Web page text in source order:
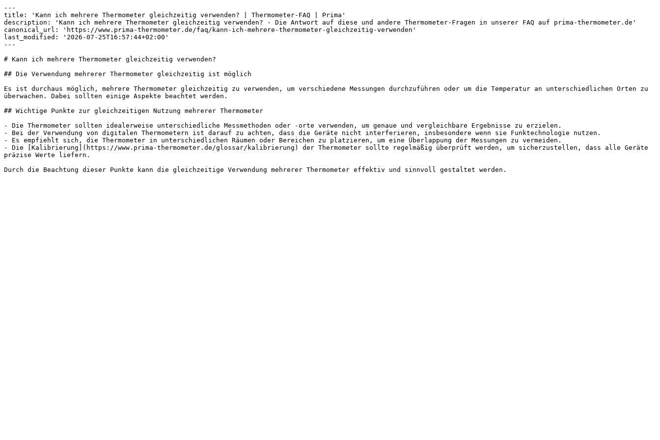
---
title: 'Kann ich mehrere Thermometer gleichzeitig verwenden? | Thermometer-FAQ | Prima'
description: 'Kann ich mehrere Thermometer gleichzeitig verwenden? - Die Antwort auf diese und andere Thermometer-Fragen in unserer FAQ auf prima-thermometer.de'
canonical_url: 'https://www.prima-thermometer.de/faq/kann-ich-mehrere-thermometer-gleichzeitig-verwenden'
last_modified: '2026-07-25T16:57:44+02:00'
---
# Kann ich mehrere Thermometer gleichzeitig verwenden?
## Die Verwendung mehrerer Thermometer gleichzeitig ist möglich
Es ist durchaus möglich, mehrere Thermometer gleichzeitig zu verwenden, um verschiedene Messungen durchzuführen oder um die Temperatur an unterschiedlichen Orten zu
überwachen. Dabei sollten einige Aspekte beachtet werden.
## Wichtige Punkte zur gleichzeitigen Nutzung mehrerer Thermometer
- Die Thermometer sollten idealerweise unterschiedliche Messmethoden oder -orte verwenden, um genaue und vergleichbare Ergebnisse zu erzielen.
- Bei der Verwendung von digitalen Thermometern ist darauf zu achten, dass die Geräte nicht interferieren, insbesondere wenn sie Funktechnologie nutzen.
- Es empfiehlt sich, die Thermometer in unterschiedlichen Räumen oder Bereichen zu platzieren, um eine Überlappung der Messungen zu vermeiden.
- Die [Kalibrierung](https://www.prima-thermometer.de/glossar/kalibrierung) der Thermometer sollte regelmäßig überprüft werden, um sicherzustellen, dass alle Geräte
präzise Werte liefern.